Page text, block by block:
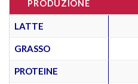
PRODUZIONE
LATTE
GRASSO
PROTEINE